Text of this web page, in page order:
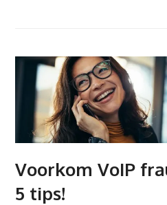
Voorkom VoIP
5 tips!